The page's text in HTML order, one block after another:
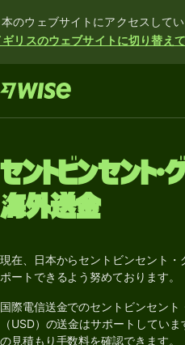
のウェブサイトにアクセスしてい
ギリスのウェブサイトに切り替え
セントビンセント
海外送金
現在、日本からセントビンセント
ポートできるよう努めております。
国際電信送金でのセントビンセン
（USD）の送金はサポートしてい
の見積もり手数料を確認できます。